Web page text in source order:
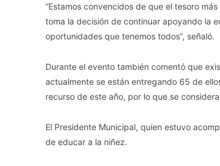
“Estamos convencidos de que el tesoro
toma la decisión de continuar apoyando la
oportunidades que tenemos todos”, señaló.
Durante el evento también comentó que
actualmente se están entregando 65 de
recurso de este año, por lo que se
El Presidente Municipal, quien estuvo
de educar a la niñez.